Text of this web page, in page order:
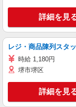
詳細を見
レジ・商品陳列スタ
時給 1,180円
堺市堺区
詳細を見